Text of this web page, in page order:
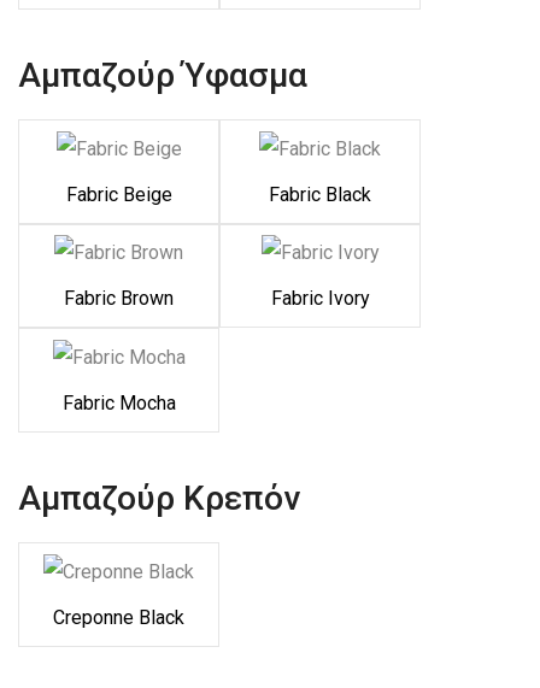
Αμπαζούρ Ύφασμα
Fabric Beige Fabric Black
Fabric Brown Fabric Ivory
Fabric Mocha
Αμπαζούρ Κρεπόν
Creponne Black